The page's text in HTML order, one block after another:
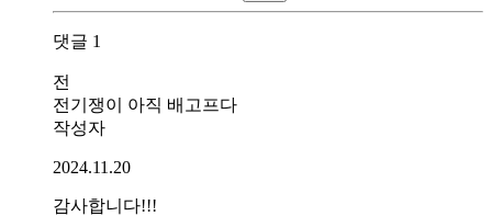
댓글 1
전
전기쟁이 아직 배고프다
작성자
2024.11.20
감사합니다!!!